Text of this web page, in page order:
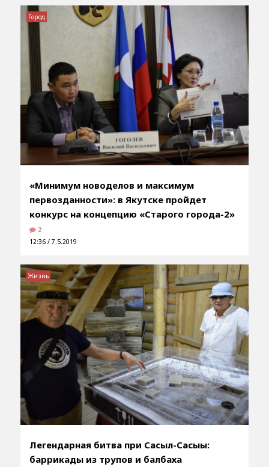
«Минимум новоделов и максимум
первозданности»: в Якутске пройдет
конкурс на концепцию «Старого города-2»
2
12:36 / 7.5.2019
Город
Легендарная битва при Сасыл-Сасыы:
баррикады из трупов и балбаха
Жизнь